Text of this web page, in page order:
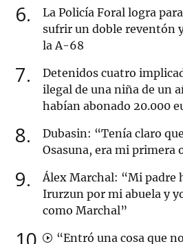
6
La Policía Foral logra
sufrir un doble reventón
la A-68
7
Detenidos cuatro
ilegal de una niña de un
habían abonado 20.000
8
Dubasin: “Tenía claro
Osasuna, era mi primera
9
Álex Marchal: “Mi padre
Irurzun por mi abuela y
como Marchal”
“Entró una cosa que